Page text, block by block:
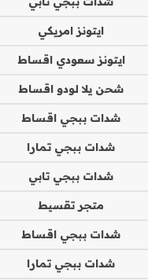
ايتونز امريكي
ايتونز سعودي اقساط
شحن يلا لودو اقساط
شدات ببجي اقساط
شدات ببجي تمارا
شدات ببجي تابي
متجر تقسيط
شدات ببجي اقساط
شدات ببجي تمارا